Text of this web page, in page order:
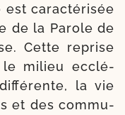
est carac­té­ri­sée
de la Parole de
Cette reprise
le milieu ecclé­
la vie
et des com­mu­